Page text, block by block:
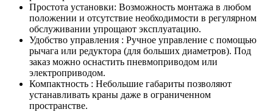
Простота установки: Возможность монтажа в любом
положении и отсутствие необходимости в регулярном
обслуживании упрощают эксплуатацию.
Удобство управления : Ручное управление с помощью
рычага или редуктора (для больших диаметров). Под
заказ можно оснастить пневмоприводом или
электроприводом.
Компактность : Небольшие габариты позволяют
устанавливать краны даже в ограниченном
пространстве.